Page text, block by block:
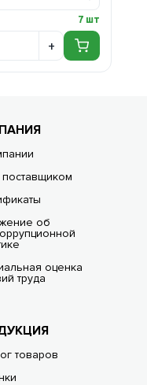
7 шт
поставщиком
об
оценка
труда
товаров